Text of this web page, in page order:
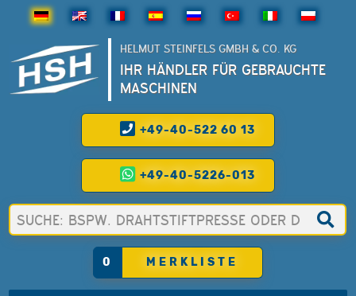
HELMUT STEINFELS GMBH & CO. KG
IHR HÄNDLER FÜR GEBRAUCHTE
MASCHINEN
+49-40-522 60 13
+49-40-5226-013
0 MERKLISTE